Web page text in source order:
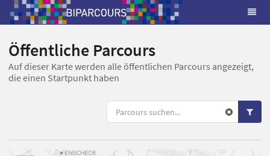
Öffentliche Parcours
Auf dieser Karte werden alle öffentlichen Parcours angezeigt,
die einen Startpunkt haben